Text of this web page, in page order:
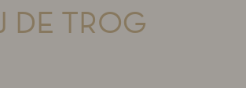
DE TROG